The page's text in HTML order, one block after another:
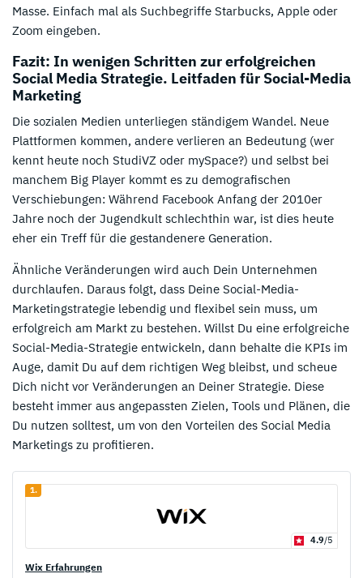
Masse. Einfach mal als Suchbegriffe Starbucks, Apple oder
Zoom eingeben.
Fazit: In wenigen Schritten zur erfolgreichen
Social Media Strategie. Leitfaden für Social-Media
Marketing
Die sozialen Medien unterliegen ständigem Wandel. Neue
Plattformen kommen, andere verlieren an Bedeutung (wer
kennt heute noch StudiVZ oder mySpace?) und selbst bei
manchem Big Player kommt es zu demografischen
Verschiebungen: Während Facebook Anfang der 2010er
Jahre noch der Jugendkult schlechthin war, ist dies heute
eher ein Treff für die gestandenere Generation.
Ähnliche Veränderungen wird auch Dein Unternehmen
durchlaufen. Daraus folgt, dass Deine Social-Media-
Marketingstrategie lebendig und flexibel sein muss, um
erfolgreich am Markt zu bestehen. Willst Du eine erfolgreiche
Social-Media-Strategie entwickeln, dann behalte die KPIs im
Auge, damit Du auf dem richtigen Weg bleibst, und scheue
Dich nicht vor Veränderungen an Deiner Strategie. Diese
besteht immer aus angepassten Zielen, Tools und Plänen, die
Du nutzen solltest, um von den Vorteilen des Social Media
Marketings zu profitieren.
1.
4.9/5
Wix Erfahrungen